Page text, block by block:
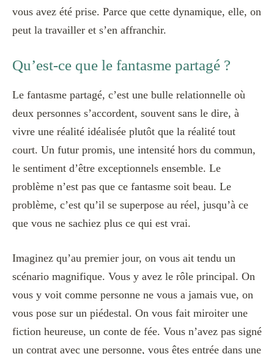
vous avez été prise. Parce que cette dynamique, elle, on
peut la travailler et s’en affranchir.
Qu’est-ce que le fantasme partagé ?
Le fantasme partagé, c’est une bulle relationnelle où
deux personnes s’accordent, souvent sans le dire, à
vivre une réalité idéalisée plutôt que la réalité tout
court. Un futur promis, une intensité hors du commun,
le sentiment d’être exceptionnels ensemble. Le
problème n’est pas que ce fantasme soit beau. Le
problème, c’est qu’il se superpose au réel, jusqu’à ce
que vous ne sachiez plus ce qui est vrai.
Imaginez qu’au premier jour, on vous ait tendu un
scénario magnifique. Vous y avez le rôle principal. On
vous y voit comme personne ne vous a jamais vue, on
vous pose sur un piédestal. On vous fait miroiter une
fiction heureuse, un conte de fée. Vous n’avez pas signé
un contrat avec une personne, vous êtes entrée dans une